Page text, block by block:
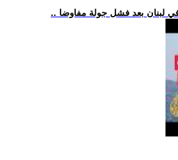
في لبنان بعد فشل جولة مفاوضا